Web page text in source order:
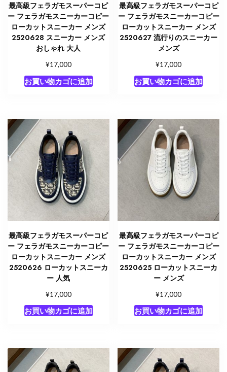
最高級フェラガモスーパーコピ
ー フェラガモスニーカーコピー
ローカットスニーカー メンズ
2520628 スニーカー メンズ
おしゃれ 大人
¥17,000
お買い物カゴに追加
最高級フェラガモスーパーコピ
ー フェラガモスニーカーコピー
ローカットスニーカー メンズ
2520627 流行りのスニーカー
メンズ
¥17,000
お買い物カゴに追加
最高級フェラガモスーパーコピ
ー フェラガモスニーカーコピー
ローカットスニーカー メンズ
2520626 ローカットスニーカ
ー 人気
¥17,000
お買い物カゴに追加
最高級フェラガモスーパーコピ
ー フェラガモスニーカーコピー
ローカットスニーカー メンズ
2520625 ローカットスニーカ
ー メンズ
¥17,000
お買い物カゴに追加